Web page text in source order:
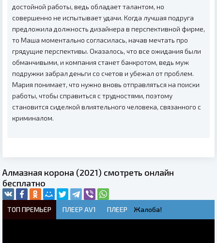
достойной работы, ведь обладает талантом, но
совершенно не испытывает удачи. Когда лучшая подруга
предложила должность дизайнера в перспективной фирме,
то Маша моментально согласилась, начав мечтать про
грядущие перспективы. Оказалось, что все ожидания были
обманчивыми, и компания станет банкротом, ведь муж
подружки забрал деньги со счетов и убежал от проблем.
Мария понимает, что нужно вновь отправляться на поиски
работы, чтобы справиться с трудностями, поэтому
становится сиделкой влиятельного человека, связанного с
криминалом.
Алмазная корона (2021) смотреть онлайн
бесплатно
ТОП ПРЕМЬЕР ПЛЕЕР AV1 ПЛЕЕР Жалоба!